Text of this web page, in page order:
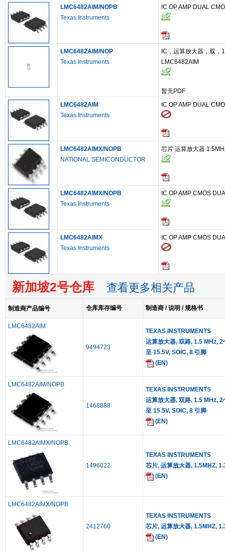
LMC6482AIM/NOPB
Texas Instruments
IC OP AMP DUAL
LMC6482AIM/NOP
Texas Instruments
IC，运算放大器，双，
LMC6482AIM
暂无PDF
LMC6482AIM
Texas Instruments
IC OP AMP DUAL
LMC6482AIMX/NOPB
NATIONAL SEMICONDUCTOR
芯片 运算放大器
LMC6482AIMX/NOPB
Texas Instruments
IC OP AMP CMOS
LMC6482AIMX
Texas Instruments
IC OP AMP CMOS
新加坡2号仓库 查看更多相关产品
制造商产品编号 仓库库存编号 制造商 / 说明 / 规格书
LMC6482AIM
9494723
TEXAS INSTRUMENTS
运算放大器, 双路, 1.5 MHz,
至 15.5V, SOIC, 8 引脚
(EN)
LMC6482AIM/NOPB
1468888
TEXAS INSTRUMENTS
运算放大器, 双路, 1.5 MHz,
至 15.5V, SOIC, 8 引脚
(EN)
LMC6482AIMX/NOPB.
1496022
TEXAS INSTRUMENTS
芯片, 运算放大器, 1.5MHZ,
(EN)
LMC6482AIMX/NOPB
2412760
TEXAS INSTRUMENTS
芯片, 运算放大器, 1.5MHZ,
(EN)